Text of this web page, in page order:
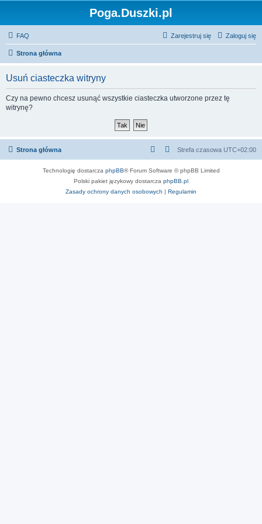
Poga.Duszki.pl
FAQ Zaloguj się
Zarejestruj się
Strona główna
Usuń ciasteczka witryny
Czy na pewno chcesz usunąć wszystkie ciasteczka utworzone przez tę
witrynę?
Strona główna Strefa czasowa UTC+02:00
Technologię dostarcza phpBB® Forum Software © phpBB Limited
Polski pakiet językowy dostarcza phpBB.pl
Zasady ochrony danych osobowych | Regulamin